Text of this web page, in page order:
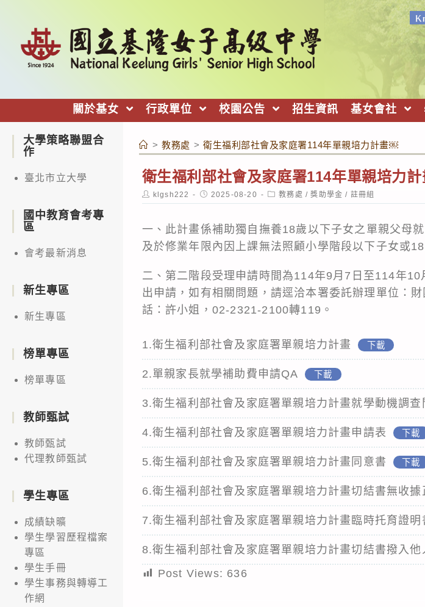
關於基女 行政單位 校園公告 招生資訊 基女會社
> 教務處 > 衛生福利部社會及家庭署114年單親培力計畫￼
衛生福利部社會及家庭署114年單親培力
Post
author:
klgsh222
Post
published:
2025-08-20
Post
category:
教務處 / 獎助學金 / 註冊組
一、此計畫係補助獨自撫養18歲以下子女之單親父母
及於修業年限內因上課無法照顧小學階段以下子女或
二、第二階段受理申請時間為114年9月7日至114年
出申請，如有相關問題，請逕洽本署委託辦理單位：
話：許小姐，02-2321-2100轉119。
1.衛生福利部社會及家庭署單親培力計畫 下載
2.單親家長就學補助費申請QA 下載
3.衛生福利部社會及家庭署單親培力計畫就學動機調查
4.衛生福利部社會及家庭署單親培力計畫申請表 下載
5.衛生福利部社會及家庭署單親培力計畫同意書 下載
6.衛生福利部社會及家庭署單親培力計畫切結書無收據
7.衛生福利部社會及家庭署單親培力計畫臨時托育證明
8.衛生福利部社會及家庭署單親培力計畫切結書撥入他
Post Views: 636
大學策略聯盟合
作
臺北市立大學
國中教育會考專
區
會考最新消息
新生專區
新生專區
榜單專區
榜單專區
教師甄試
教師甄試
代理教師甄試
學生專區
成績缺曠
學生學習歷程檔案
專區
學生手冊
學生事務與轉導工
作網